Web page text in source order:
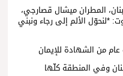
المطران ميشال قصارجي،
*لنحوّل الألم إلى رجاء ونبني
من الشهادة للإيمان
وفي المنطقة كلّها